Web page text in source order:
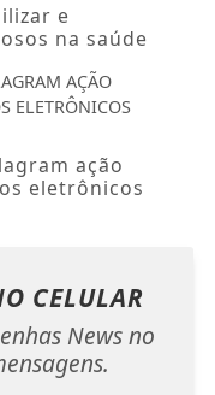
e
na saúde
ação
eletrônicos
CELULAR
News no